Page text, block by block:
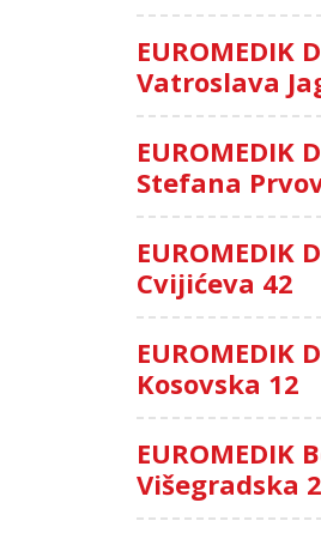
EUROMEDIK
Vatroslava
EUROMEDIK
Stefana
EUROMEDIK
Cvijićeva 42
EUROMEDIK
Kosovska 12
EUROMEDIK
Višegradska